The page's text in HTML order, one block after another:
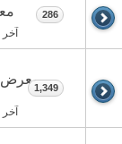
286
معرض
1,349